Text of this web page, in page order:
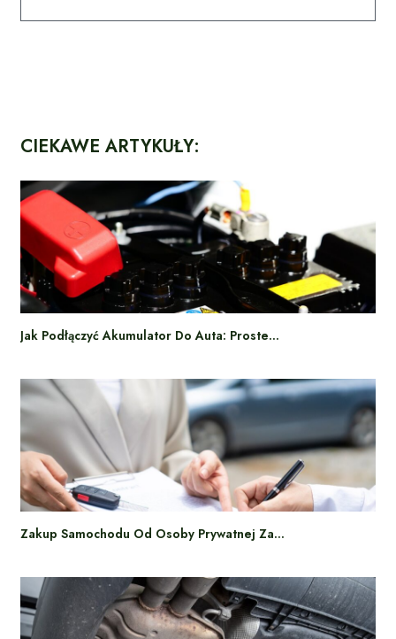
CIEKAWE ARTYKUŁY:
Jak Podłączyć Akumulator Do Auta: Proste…
Zakup Samochodu Od Osoby Prywatnej Za…